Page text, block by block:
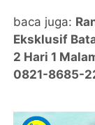
baca juga:
Eksklusif
2 Hari 1
0821-8685-